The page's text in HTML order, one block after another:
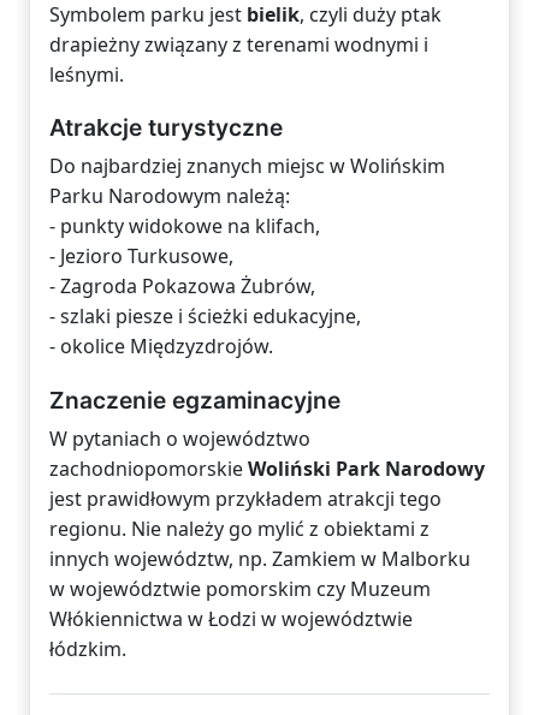
Symbolem parku jest bielik, czyli duży ptak
drapieżny związany z terenami wodnymi i
leśnymi.
Atrakcje turystyczne
Do najbardziej znanych miejsc w Wolińskim
Parku Narodowym należą:
- punkty widokowe na klifach,
- Jezioro Turkusowe,
- Zagroda Pokazowa Żubrów,
- szlaki piesze i ścieżki edukacyjne,
- okolice Międzyzdrojów.
Znaczenie egzaminacyjne
W pytaniach o województwo
zachodniopomorskieWoliński Park Narodowy
jest prawidłowym przykładem atrakcji tego
regionu. Nie należy go mylić z obiektami z
innych województw, np. Zamkiem w Malborku
w województwie pomorskim czy Muzeum
Włókiennictwa w Łodzi w województwie
łódzkim.